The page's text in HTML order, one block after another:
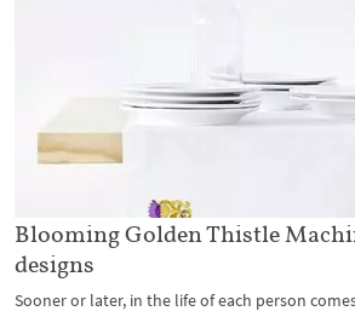
Blooming Golden Thistle
designs
Sooner or later, in the life of each person